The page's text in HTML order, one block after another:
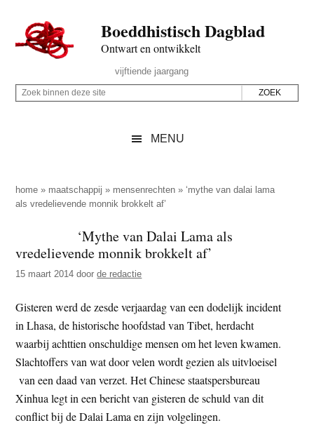
naar
de
inhoud
secondary
naar
de
sidebar
naar
de
Boeddhistisch Dagblad
Ontwart en ontwikkelt
Rechts
vijftiende jaargang
Z
p
d
z
e
i
t
e
Z
i
n
n
d
z
e
s
i
e
MENU
home » maatschappij » mensenrechten »‘mythe van dalai lama
als vredelievende monnik brokkelt af’
‘Mythe van Dalai Lama als
vredelievende monnik brokkelt af’
15 maart 2014 doorde redactie
Gisteren werd de zesde verjaardag van een dodelijk incident
in Lhasa, de historische hoofdstad van Tibet, herdacht
waarbij achttien onschuldige mensen om het leven kwamen.
Slachtoffers van wat door velen wordt gezien als uitvloeisel
van een daad van verzet. Het Chinese staatspersbureau
Xinhua legt in een bericht van gisteren de schuld van dit
conflict bij de Dalai Lama en zijn volgelingen.